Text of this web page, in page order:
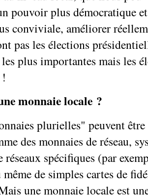
pouvoir plus démocratique
conviviale, améliorer
pas les élections
plus importantes mais les
monnaie locale ?
plurielles" peuvent
des monnaies de réseau,
spécifiques (par
de simples cartes de
une monnaie locale est